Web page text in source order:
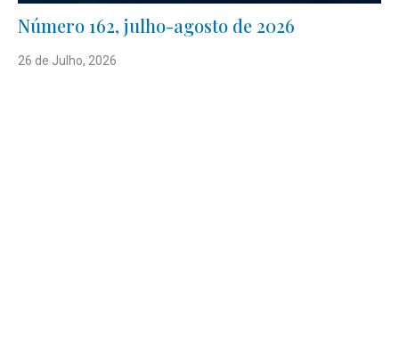
Número 162, julho-agosto de 2026
26 de Julho, 2026